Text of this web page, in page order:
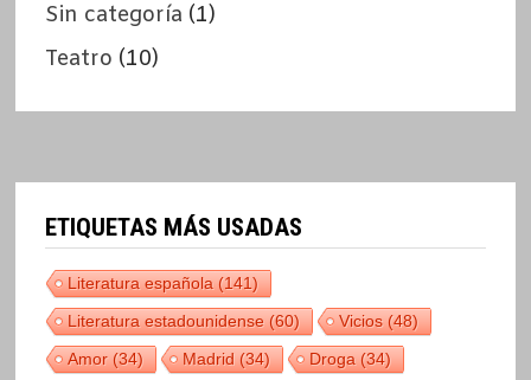
Sin categoría (1)
Teatro (10)
ETIQUETAS MÁS USADAS
Literatura española(141)
Literatura estadounidense(60) Vicios(48)
Amor(34) Madrid(34) Droga(34)